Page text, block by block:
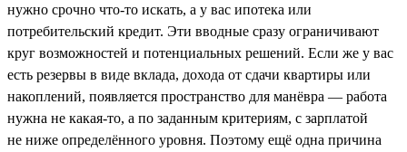
нужно срочно что-то искать, а у вас ипотека или
потребительский кредит. Эти вводные сразу ограничивают
круг возможностей и потенциальных решений. Если же у вас
есть резервы в виде вклада, дохода от сдачи квартиры или
накоплений, появляется пространство для манёвра — работа
нужна не какая-то, а по заданным критериям, с зарплатой
не ниже определённого уровня. Поэтому ещё одна причина